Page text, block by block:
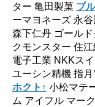
ター 亀田製菓 ブ
ーマヨネーズ 永
森下仁丹 ゴール
クモンスター 住
電子工業 NKKス
ユーシン精機 指
ホクト↑ 小松マテ
ム アイフル マー